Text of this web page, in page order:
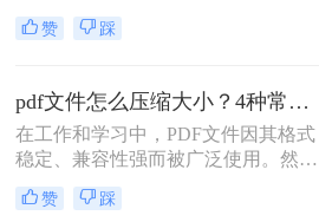
工作中，发送邮件需要PDF文件格
式，但太大的PDF文件也是一个棘手
被限制为5M，否则就发送不了。若能
pdf文件怎么压缩大小，那就可轻松上
传。在今天，我们将分享两种简单的
pdf文件压缩方式。
赞 踩
pdf文件怎么压缩大小？4种常用压缩方法详解！
在工作和学习中，PDF文件因其格式
稳定、兼容性强而被广泛使用。然
而，PDF文件体积过大常会导致存储
空间不足、传输速度慢等问题。那么
赞 踩